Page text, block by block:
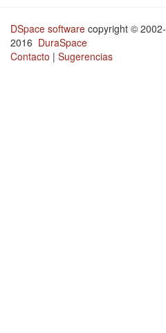
DSpace software copyright © 2002-
2016 DuraSpace
Contacto | Sugerencias